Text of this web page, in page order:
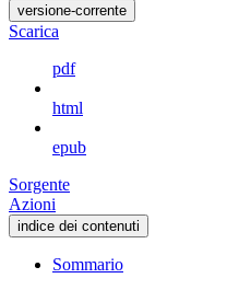
versione-corrente
Scarica
pdf
html
epub
Sorgente
Azioni
indice dei contenuti
Sommario